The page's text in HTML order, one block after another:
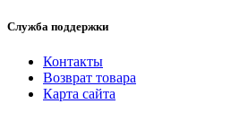
Служба поддержки
Контакты
Возврат товара
Карта сайта